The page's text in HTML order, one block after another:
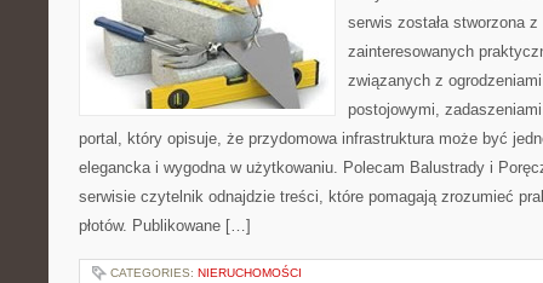
serwis została stworzona
zainteresowanych
związanych z
postojowymi,
portal, który opisuje, że przydomowa infrastruktura może być
elegancka i wygodna w użytkowaniu. Polecam Balustrady i
serwisie czytelnik odnajdzie treści, które pomagają zrozumieć
płotów. Publikowane […]
CATEGORIES: NIERUCHOMOŚCI